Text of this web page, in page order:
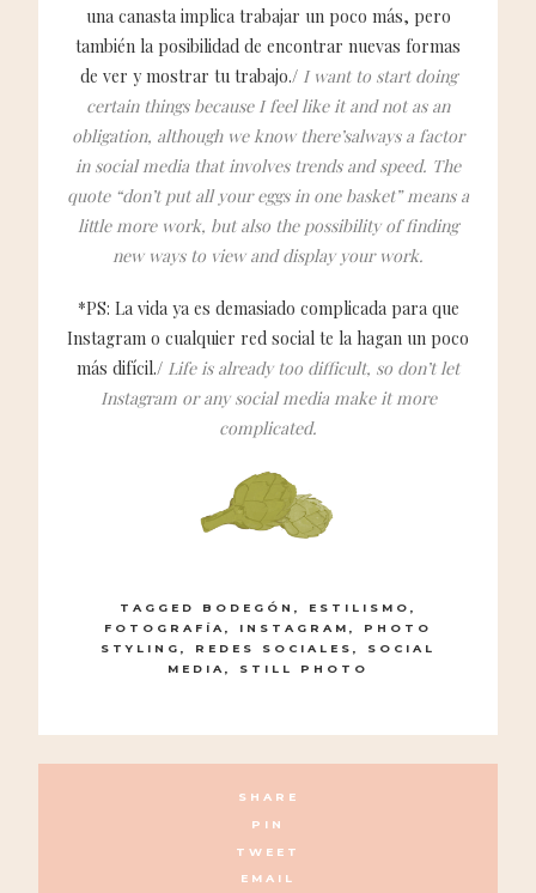
una canasta implica trabajar un poco más, pero
también la posibilidad de encontrar nuevas formas
de ver y mostrar tu trabajo./I want to start doing
certain things because I feel like it and not as an
obligation, although we know there’salways a factor
in social media that involves trends and speed. The
quote “don’t put all your eggs in one basket” means a
little more work, but also the possibility of finding
new ways to view and display your work.
*PS: La vida ya es demasiado complicada para que
Instagram o cualquier red social te la hagan un poco
más difícil./ Life is already too difficult, so don’t let
Instagram or any social media make it more
complicated.
TAGGED BODEGÓN ESTILISMO
FOTOGRAFÍA
INSTAGRAM
PHOTO
STYLING
REDES SOCIALES
SOCIAL
MEDIA
STILL PHOTO
SHARE
PIN
TWEET
EMAIL